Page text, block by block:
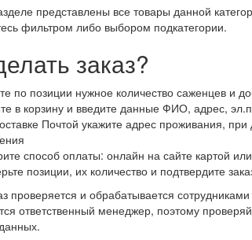
представлены все товары данной
фильтром либо выбором подкатегории.
заказ?
по позиции нужное количество саженцев и
в корзину и введите данные ФИО, адрес,
Почтой укажите адрес проживания,
способ оплаты: онлайн на сайте картой
позиции, их количество и подтвердите
проверяется и обрабатывается
ответственный менеджер, поэтому